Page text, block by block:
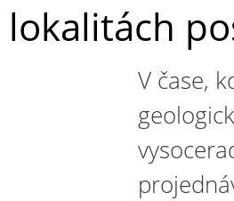
lokalitách
V čase,